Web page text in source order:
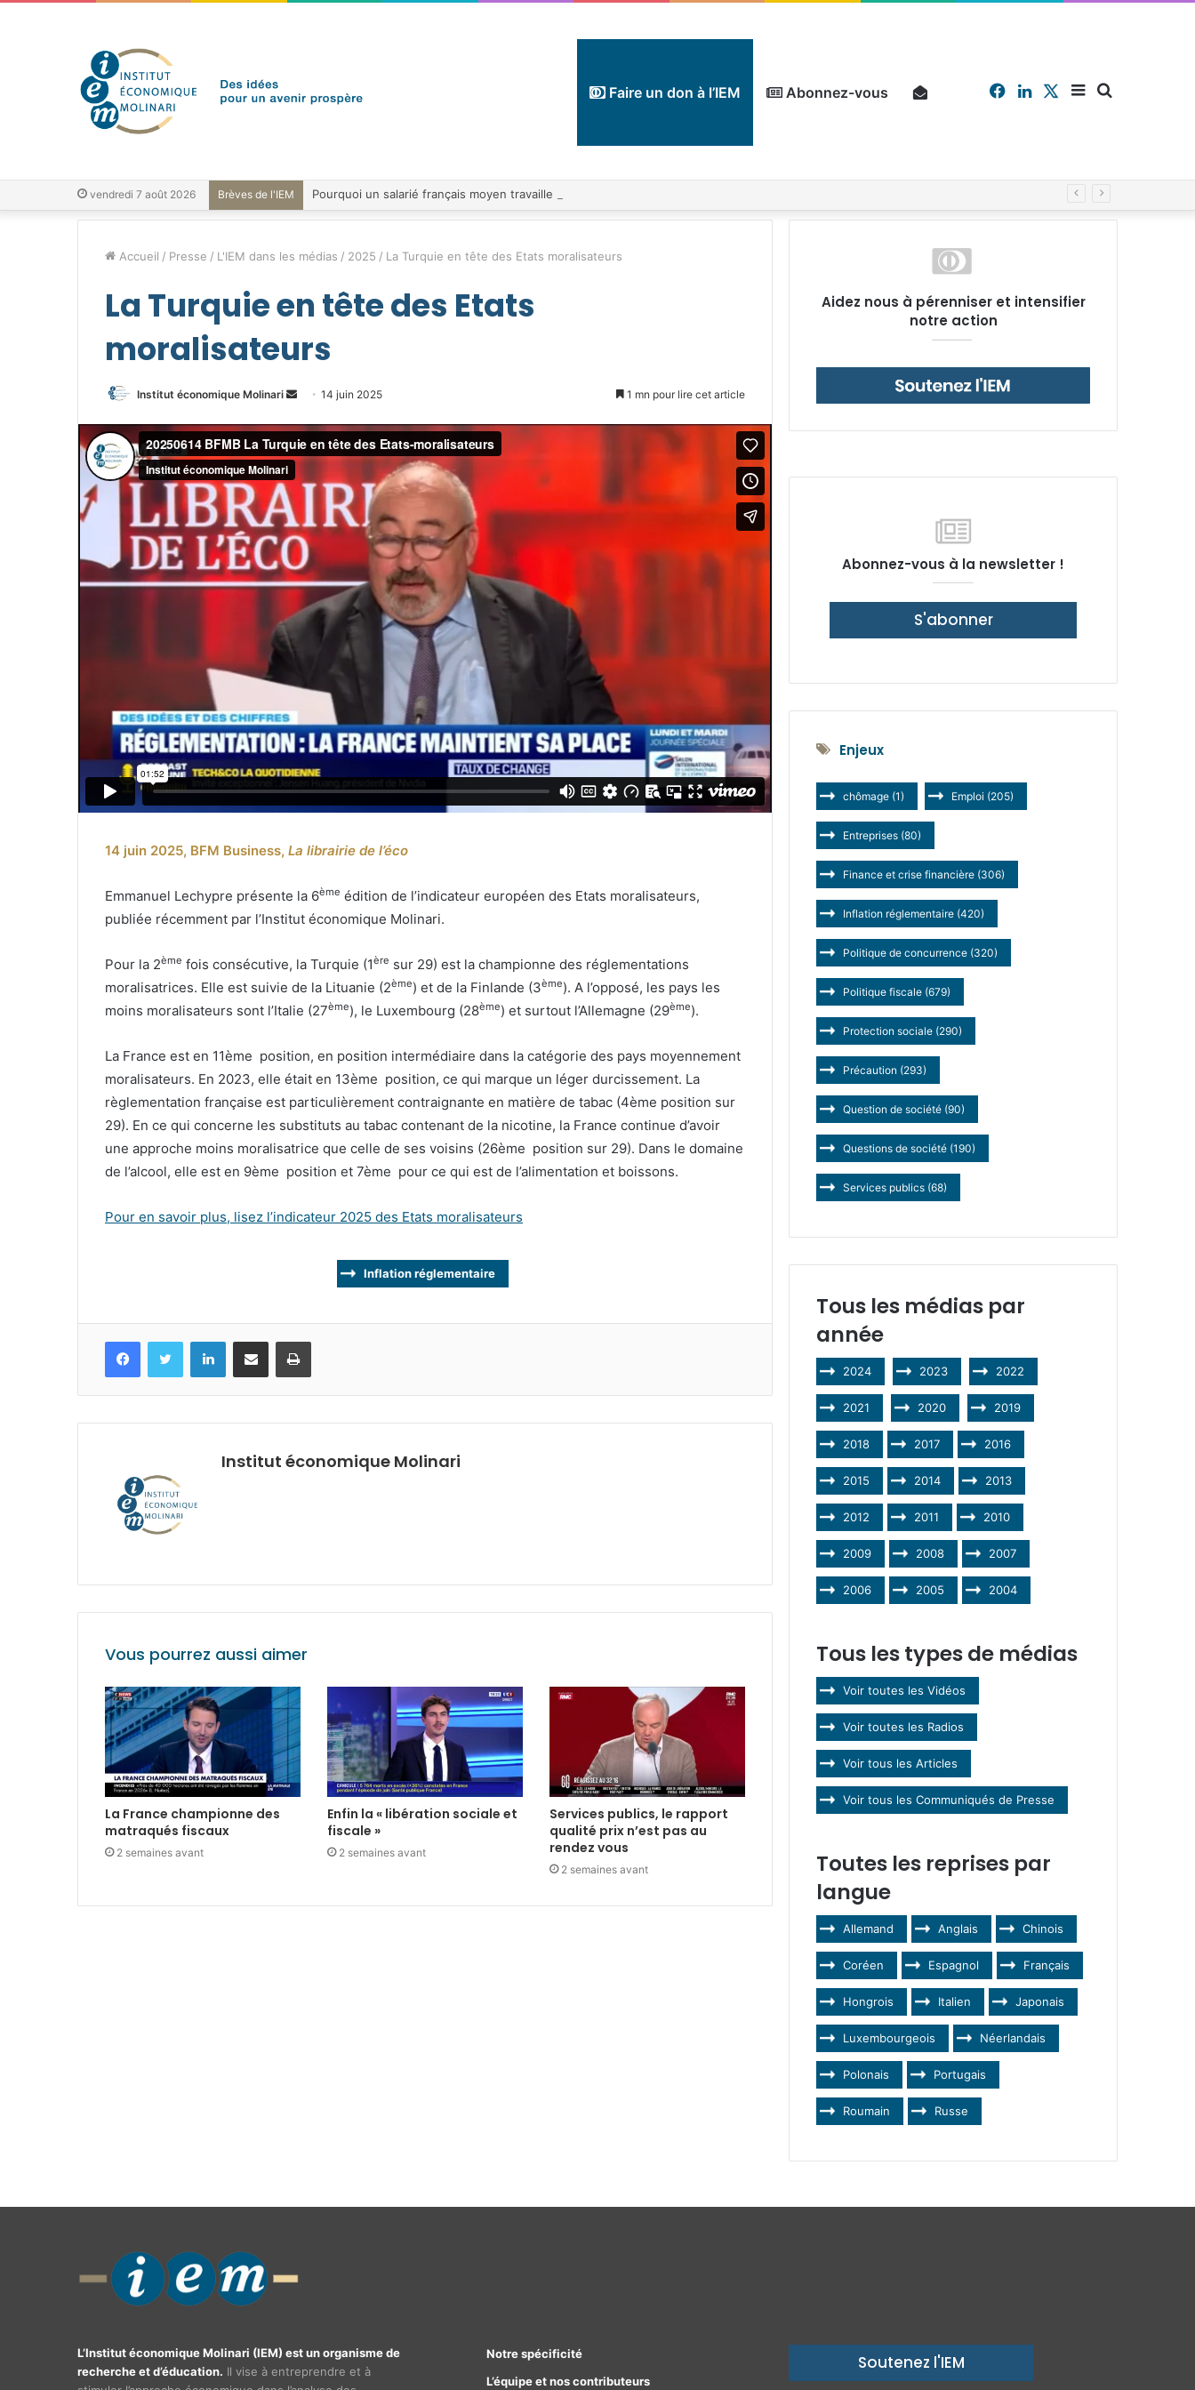
Faire un don à l’IEM Abonnez-vous Sidebar
X
Linkedin
Facebook
vendredi 7 août 2026 Brèves de l'IEM
Accueil / Presse / L'IEM dans les médias / 2025 / La Turquie en tête des Etats moralisateurs
La Turquie en tête des Etats
moralisateurs
Institut économique Molinari
Envoyer
courriel
14 juin 2025 1 mn pour lire cet article
14 juin 2025, BFM Business, La librairie de l’éco
Emmanuel Lechypre présente la 6ème édition de l’indicateur européen des Etats moralisateurs,
publiée récemment par l’Institut économique Molinari.
Pour la 2ème fois consécutive, la Turquie (1ère sur 29) est la championne des réglementations
moralisatrices. Elle est suivie de la Lituanie (2ème) et de la Finlande (3ème). A l’opposé, les pays les
moins moralisateurs sont l’Italie (27ème), le Luxembourg (28ème) et surtout l’Allemagne (29ème).
La France est en 11ème position, en position intermédiaire dans la catégorie des pays moyennement
moralisateurs. En 2023, elle était en 13ème position, ce qui marque un léger durcissement. La
règlementation française est particulièrement contraignante en matière de tabac (4ème position sur
29). En ce qui concerne les substituts au tabac contenant de la nicotine, la France continue d’avoir
une approche moins moralisatrice que celle de ses voisins (26ème position sur 29). Dans le domaine
de l’alcool, elle est en 9ème position et 7ème pour ce qui est de l’alimentation et boissons.
Pour en savoir plus, lisez l’indicateur 2025 des Etats moralisateurs
Inflation réglementaire
FacebookTwitter LinkedinPartagez par mail Imprimez
Institut économique Molinari
Vous pourrez aussi aimer
La France championne des
matraqués fiscaux
2 semaines avant
Enfin la « libération sociale et
fiscale »
2 semaines avant
Services publics, le rapport
qualité prix n’est pas au
rendez vous
2 semaines avant
Aidez nous à pérenniser et intensifier
notre action
Abonnez-vous à la newsletter !
S'abonner
Enjeux
chômage (1) Emploi (205)
Entreprises (80)
Finance et crise financière (306)
Inflation réglementaire (420)
Politique de concurrence (320)
Politique fiscale (679)
Protection sociale (290)
Précaution (293)
Question de société (90)
Questions de société (190)
Services publics (68)
Tous les médias par
année
2024 2023 2022
2021 2020 2019
2018 2017 2016
2015 2014 2013
2012 2011 2010
2009 2008 2007
2006 2005 2004
Tous les types de médias
Voir toutes les Vidéos
Voir toutes les Radios
Voir tous les Articles
Voir tous les Communiqués de Presse
Toutes les reprises par
langue
Allemand Anglais Chinois
Coréen Espagnol Français
Hongrois Italien Japonais
Luxembourgeois Néerlandais
Polonais Portugais
Roumain Russe
L’Institut économique Molinari (IEM) est un organisme de
recherche et d’éducation. Il vise à entreprendre et à
Notre spécificité
L’équipe et nos contributeurs
Soutenez l'IEM